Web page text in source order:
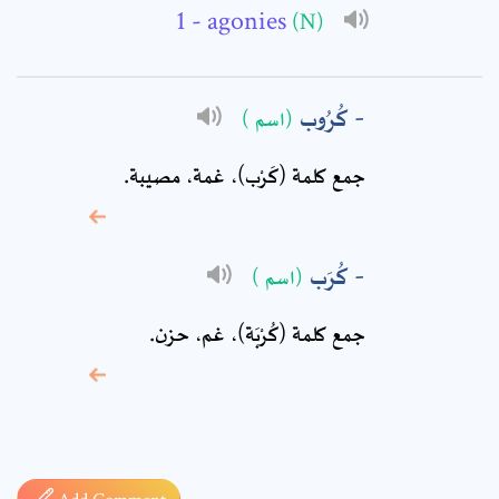
- agonies (N)
كُرُوب (اسم )
جمع كلمة (كَرْب)، غمة، مصيبة.
كُرَب (اسم )
جمع كلمة (كُرْبَة)، غم، حزن.
* sign, it means are
required fields